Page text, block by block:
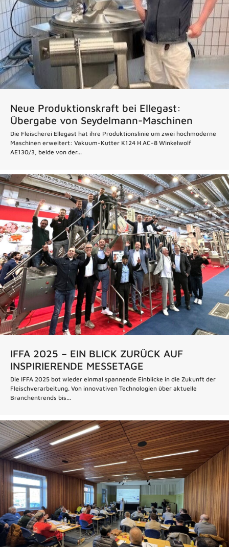
Neue Produktionskraft bei Ellegast:
Übergabe von Seydelmann-Maschinen
Die Fleischerei Ellegast hat ihre Produktionslinie um zwei hochmoderne
Maschinen erweitert: Vakuum-Kutter K124 H AC-8 Winkelwolf
AE130/3, beide von der...
IFFA 2025 – EIN BLICK ZURÜCK AUF
INSPIRIERENDE MESSETAGE
Die IFFA 2025 bot wieder einmal spannende Einblicke in die Zukunft der
Fleischverarbeitung. Von innovativen Technologien über aktuelle
Branchentrends bis...